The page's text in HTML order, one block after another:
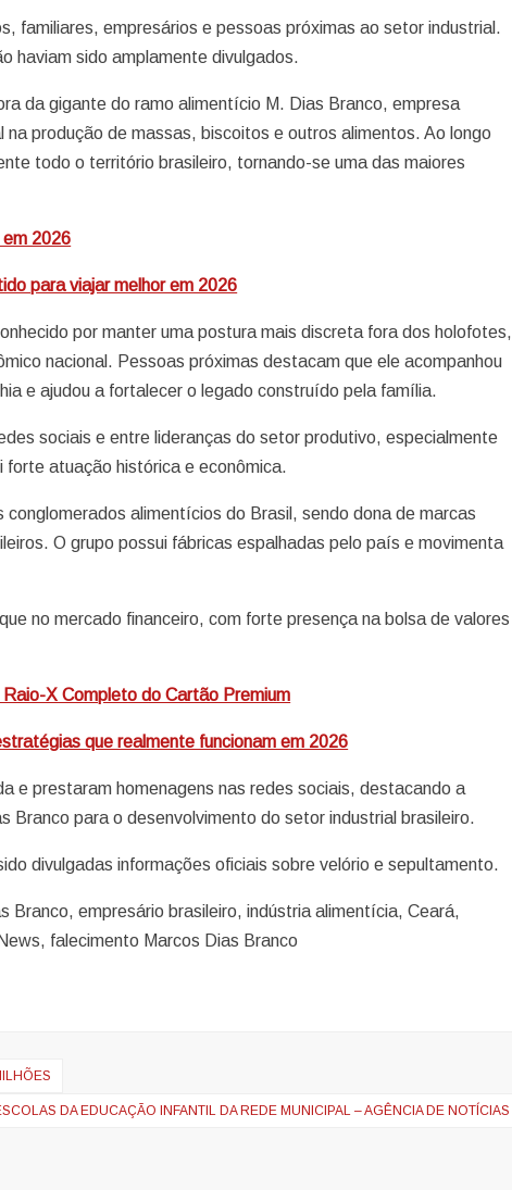
familiares, empresários e pessoas próximas ao setor industrial.
haviam sido amplamente divulgados.
da gigante do ramo alimentício M. Dias Branco, empresa
na produção de massas, biscoitos e outros alimentos. Ao longo
todo o território brasileiro, tornando-se uma das maiores
2026
para viajar melhor em 2026
por manter uma postura mais discreta fora dos holofotes,
nacional. Pessoas próximas destacam que ele acompanhou
e ajudou a fortalecer o legado construído pela família.
sociais e entre lideranças do setor produtivo, especialmente
forte atuação histórica e econômica.
alimentícios do Brasil, sendo dona de marcas
O grupo possui fábricas espalhadas pelo país e movimenta
no mercado financeiro, com forte presença na bolsa de valores
X Completo do Cartão Premium
que realmente funcionam em 2026
e prestaram homenagens nas redes sociais, destacando a
Branco para o desenvolvimento do setor industrial brasileiro.
divulgadas informações oficiais sobre velório e sepultamento.
Branco, empresário brasileiro, indústria alimentícia, Ceará,
falecimento Marcos Dias Branco
DA EDUCAÇÃO INFANTIL DA REDE MUNICIPAL – AGÊNCIA DE NOTÍCIAS